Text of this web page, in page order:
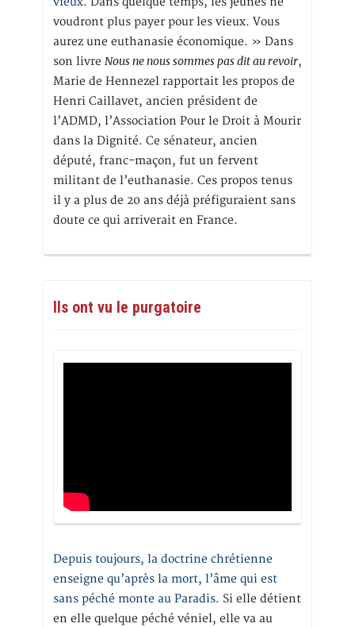
voudront plus payer pour les vieux. Vous
aurez une euthanasie économique. » Dans
son livre Nous ne nous sommes pas dit au revoir,
Marie de Hennezel rapportait les propos de
Henri Caillavet, ancien président de
l’ADMD, l’Association Pour le Droit à Mourir
dans la Dignité. Ce sénateur, ancien
député, franc-maçon, fut un fervent
militant de l’euthanasie. Ces propos tenus
il y a plus de 20 ans déjà préfiguraient sans
doute ce qui arriverait en France.
Ils ont vu le purgatoire
Depuis toujours, la doctrine chrétienne
enseigne qu’après la mort, l’âme qui est
sans péché monte au Paradis. Si elle détient
en elle quelque péché véniel, elle va au